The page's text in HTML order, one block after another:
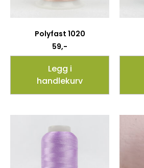
Polyfast 1020
59,-
Legg i
handlekurv